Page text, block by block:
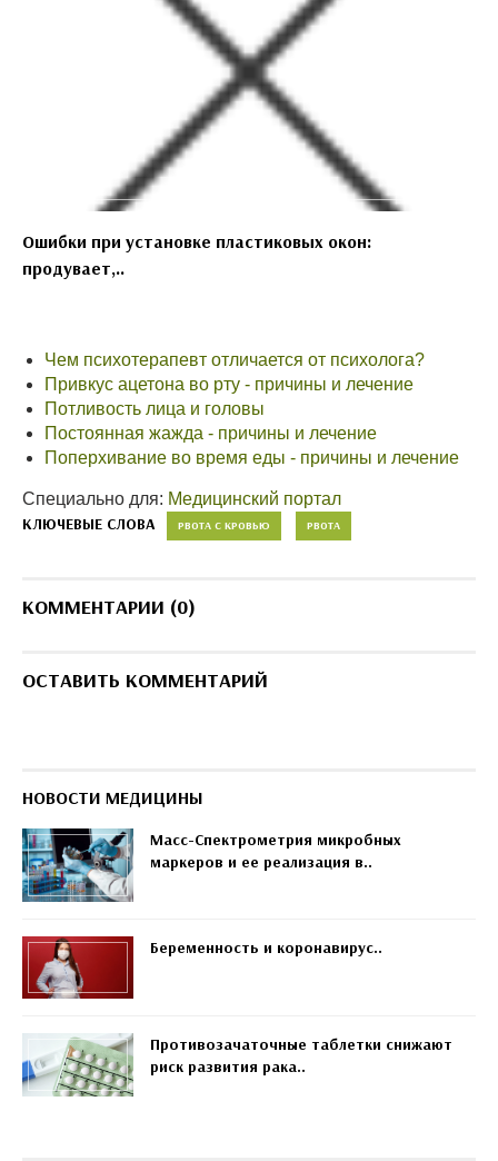
Ошибки при установке пластиковых окон:
продувает,..
Чем психотерапевт отличается от психолога?
Привкус ацетона во рту - причины и лечение
Потливость лица и головы
Постоянная жажда - причины и лечение
Поперхивание во время еды - причины и лечение
Специально для: Медицинский портал
КЛЮЧЕВЫЕ СЛОВА РВОТА С КРОВЬЮ РВОТА
КОММЕНТАРИИ (0)
ОСТАВИТЬ КОММЕНТАРИЙ
НОВОСТИ МЕДИЦИНЫ
Масс-Спектрометрия микробных
маркеров и ее реализация в..
Беременность и коронавирус..
Противозачаточные таблетки снижают
риск развития рака..